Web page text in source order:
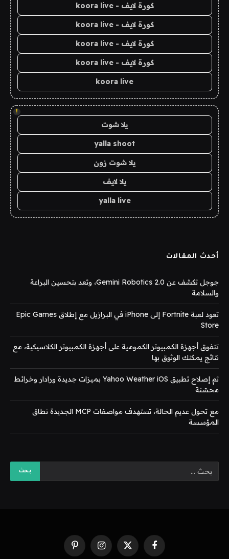
كورة لايف - koora live
كورة لايف - koora live
كورة لايف - koora live
كورة لايف - koora live
koora live
!
يلا شوت
yalla shoot
يلا شوت زون
يلا لايف
yalla live
أحدث المقالات
جوجل تكشف عن Gemini Robotics 2.0، وتعد بتحسين البراعة
والسلامة
تعود لعبة Fortnite إلى iPhone في البرازيل مع إطلاق Epic Games
Store
تتفوق أجهزة الكمبيوتر الكمومية على أجهزة الكمبيوتر الكلاسيكية، مع
نتائج يمكنك الوثوق بها
تم إصلاح تطبيق Yahoo Weather iOS بميزات جديدة ورادار وخرائط
محسّنة
مع تحول عديم الحالة، تستهدف مواصفات MCP الجديدة نطاق
المؤسسة
فيسبوك X
الانستغرامبينتيريست